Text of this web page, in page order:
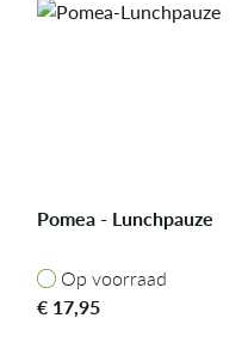
Pomea - Lunchpauze
Op voorraad
Op voorraad
€ 17,95